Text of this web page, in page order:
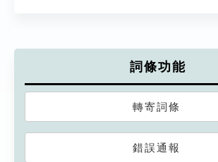
詞條功能
轉寄詞條
錯誤通報